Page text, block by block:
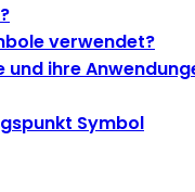
verwendet?
und ihre
Symbol